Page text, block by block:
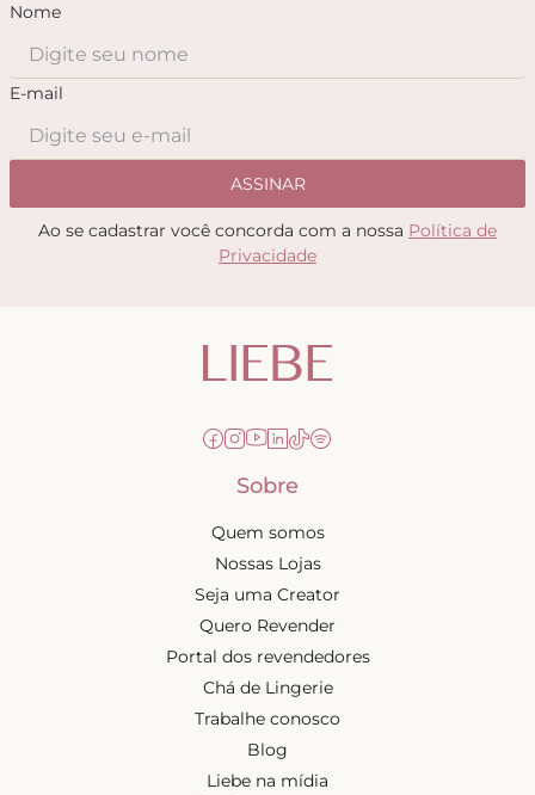
Nome
E-mail
ASSINAR
Ao se cadastrar você concorda com a nossa Política de
Privacidade
Sobre
Quem somos
Nossas Lojas
Seja uma Creator
Quero Revender
Portal dos revendedores
Chá de Lingerie
Trabalhe conosco
Blog
Liebe na mídia